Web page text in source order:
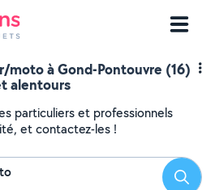
moto à Gond-Pontouvre (16)
alentours
particuliers et professionnels
et contactez-les !